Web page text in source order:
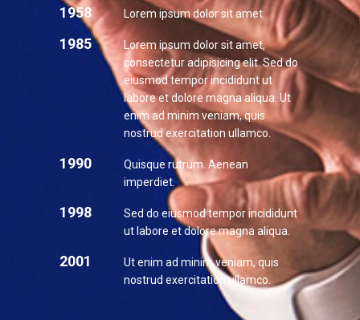
1958 Lorem ipsum dolor sit amet
1985
Lorem ipsum dolor sit amet,
consectetur adipisicing elit. Sed do
eiusmod tempor incididunt ut
labore et dolore magna aliqua. Ut
enim ad minim veniam, quis
nostrud exercitation ullamco.
1990
Quisque rutrum. Aenean
imperdiet.
1998
Sed do eiusmod tempor incididunt
ut labore et dolore magna aliqua.
2001
Ut enim ad minim veniam, quis
nostrud exercitation ullamco.